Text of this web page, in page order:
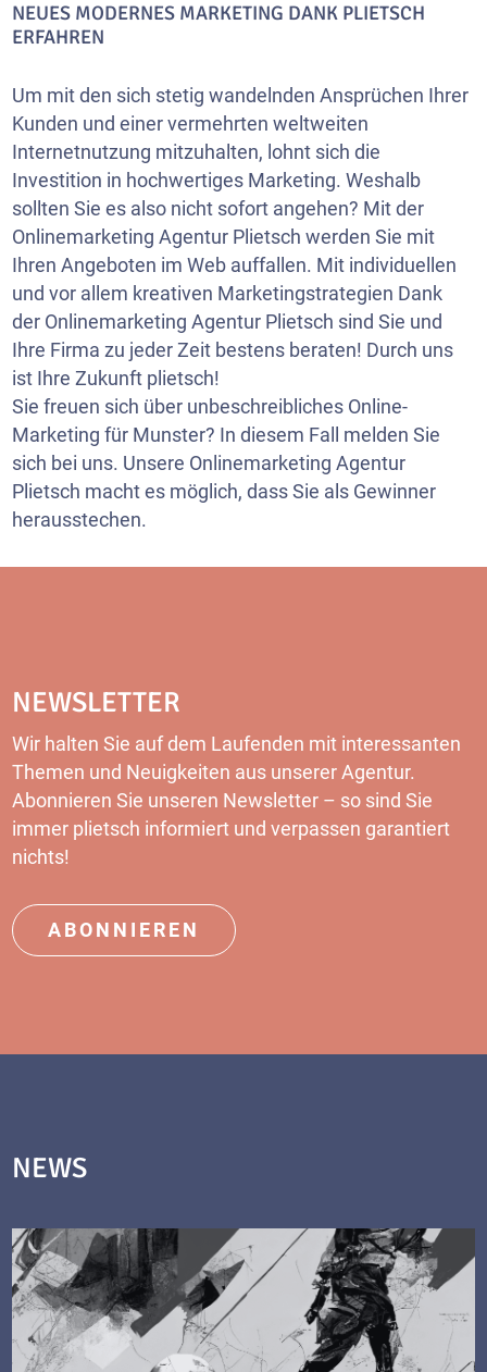
NEUES MODERNES MARKETING DANK PLIETSCH
ERFAHREN
Um mit den sich stetig wandelnden Ansprüchen Ihrer
Kunden und einer vermehrten weltweiten
Internetnutzung mitzuhalten, lohnt sich die
Investition in hochwertiges Marketing. Weshalb
sollten Sie es also nicht sofort angehen? Mit der
Onlinemarketing Agentur Plietsch werden Sie mit
Ihren Angeboten im Web auffallen. Mit individuellen
und vor allem kreativen Marketingstrategien Dank
der Onlinemarketing Agentur Plietsch sind Sie und
Ihre Firma zu jeder Zeit bestens beraten! Durch uns
ist Ihre Zukunft plietsch!
Sie freuen sich über unbeschreibliches Online-
Marketing für Munster? In diesem Fall melden Sie
sich bei uns. Unsere Onlinemarketing Agentur
Plietsch macht es möglich, dass Sie als Gewinner
herausstechen.
NEWSLETTER
Wir halten Sie auf dem Laufenden mit interessanten
Themen und Neuigkeiten aus unserer Agentur.
Abonnieren Sie unseren Newsletter – so sind Sie
immer plietsch informiert und verpassen garantiert
nichts!
ABONNIEREN
NEWS